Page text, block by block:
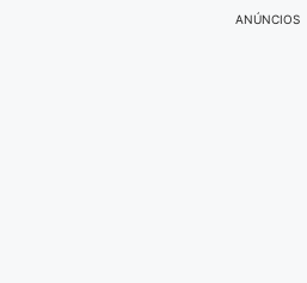
ANÚNCIOS